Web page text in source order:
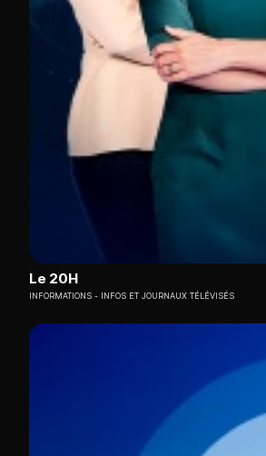
Le 20H
INFORMATIONS INFOS ET JOURNAUX TÉLÉVISÉS